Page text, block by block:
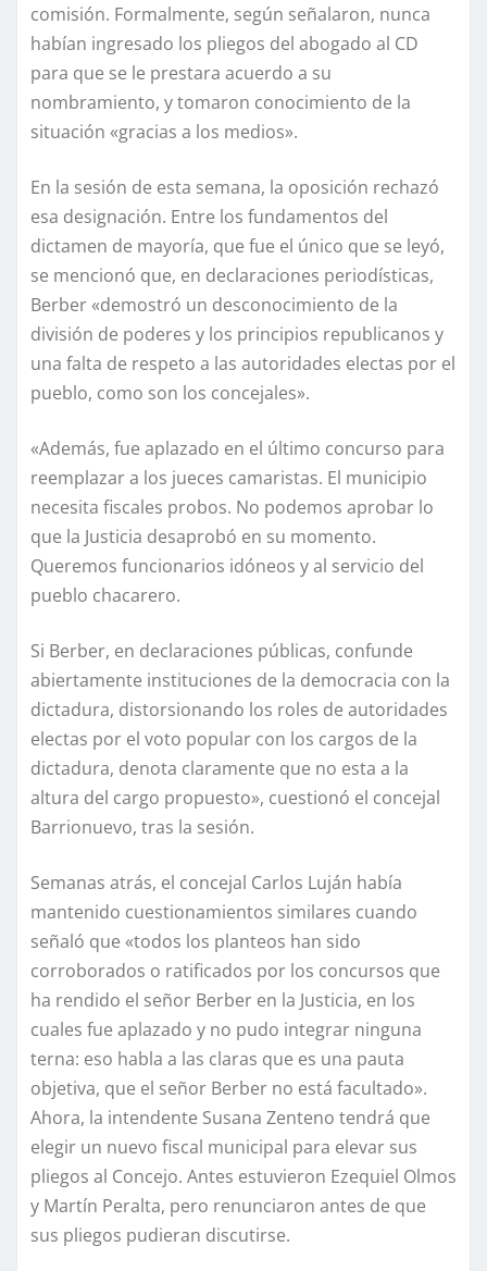
comisión. Formalmente, según señalaron, nunca
habían ingresado los pliegos del abogado al CD
para que se le prestara acuerdo a su
nombramiento, y tomaron conocimiento de la
situación «gracias a los medios».
En la sesión de esta semana, la oposición rechazó
esa designación. Entre los fundamentos del
dictamen de mayoría, que fue el único que se leyó,
se mencionó que, en declaraciones periodísticas,
Berber «demostró un desconocimiento de la
división de poderes y los principios republicanos y
una falta de respeto a las autoridades electas por el
pueblo, como son los concejales».
«Además, fue aplazado en el último concurso para
reemplazar a los jueces camaristas. El municipio
necesita fiscales probos. No podemos aprobar lo
que la Justicia desaprobó en su momento.
Queremos funcionarios idóneos y al servicio del
pueblo chacarero.
Si Berber, en declaraciones públicas, confunde
abiertamente instituciones de la democracia con la
dictadura, distorsionando los roles de autoridades
electas por el voto popular con los cargos de la
dictadura, denota claramente que no esta a la
altura del cargo propuesto», cuestionó el concejal
Barrionuevo, tras la sesión.
Semanas atrás, el concejal Carlos Luján había
mantenido cuestionamientos similares cuando
señaló que «todos los planteos han sido
corroborados o ratificados por los concursos que
ha rendido el señor Berber en la Justicia, en los
cuales fue aplazado y no pudo integrar ninguna
terna: eso habla a las claras que es una pauta
objetiva, que el señor Berber no está facultado».
Ahora, la intendente Susana Zenteno tendrá que
elegir un nuevo fiscal municipal para elevar sus
pliegos al Concejo. Antes estuvieron Ezequiel Olmos
y Martín Peralta, pero renunciaron antes de que
sus pliegos pudieran discutirse.